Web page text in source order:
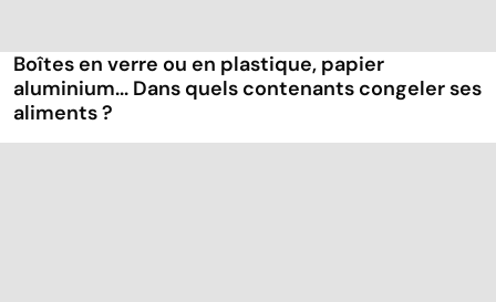
Boîtes en verre ou en plastique, papier
aluminium... Dans quels contenants congeler ses
aliments ?